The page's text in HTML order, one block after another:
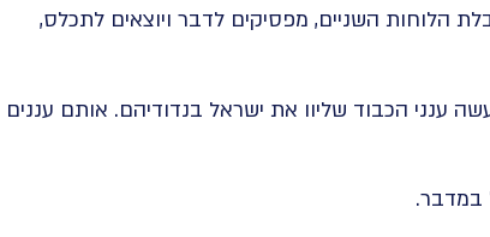
הלוחות השניים, מפסיקים לדבר ויוצאים לתכלס,
ענני הכבוד שליוו את ישראל בנדודיהם. אותם עננים
במדבר.